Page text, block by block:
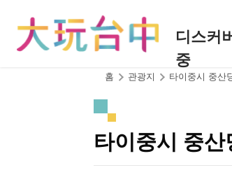
디스커
중
홈 관광지 타이중시 중산
타이중시 중